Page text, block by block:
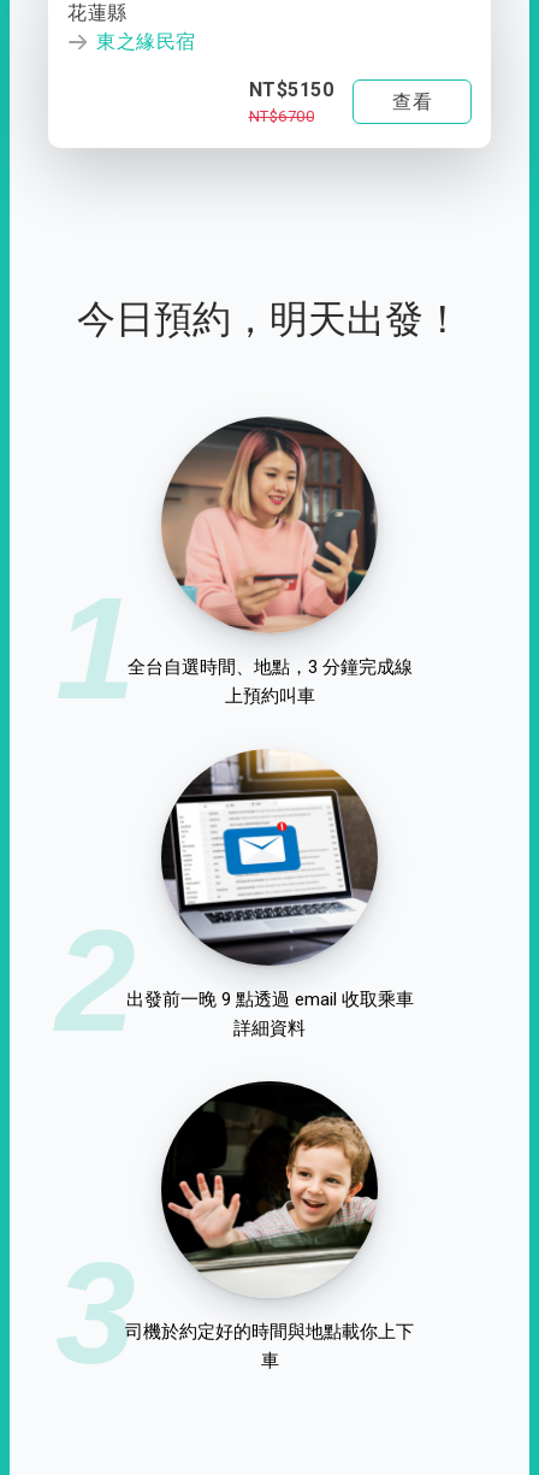
花蓮縣
東之緣民宿
NT$5150
NT$6700
查看
今日預約，明天出發！
1全台自選時間、地點，3 分鐘完成線
上預約叫車
2出發前一晚 9 點透過 email 收取乘車
詳細資料
3司機於約定好的時間與地點載你上下
車